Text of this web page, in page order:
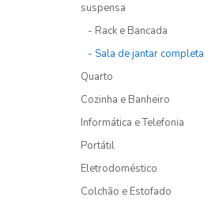
suspensa
- Rack e Bancada
- Sala de jantar completa
Quarto
Cozinha e Banheiro
Informática e Telefonia
Portátil
Eletrodoméstico
Colchão e Estofado